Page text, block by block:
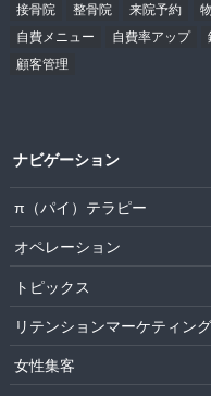
接骨院
整骨院 来院予約
自費メニュー
自費率アップ
顧客管理
ナビゲーション
π（パイ）テラピー
オペレーション
トピックス
リテンションマーケティング
女性集客